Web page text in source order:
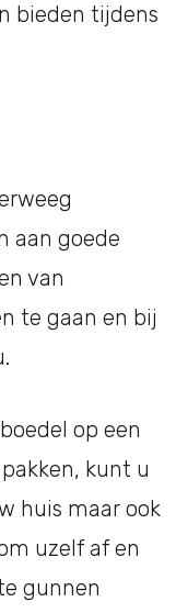
bieden tijdens
aan goede
van
te gaan en bij
op een
kunt u
huis maar ook
uzelf af en
gunnen